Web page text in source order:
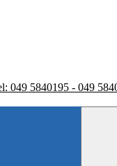
049 5840195 - 049